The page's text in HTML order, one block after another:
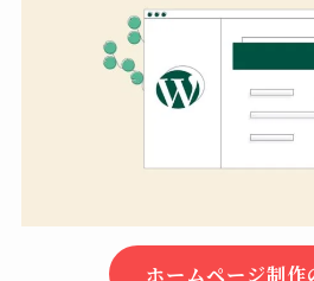
ホームページ制作